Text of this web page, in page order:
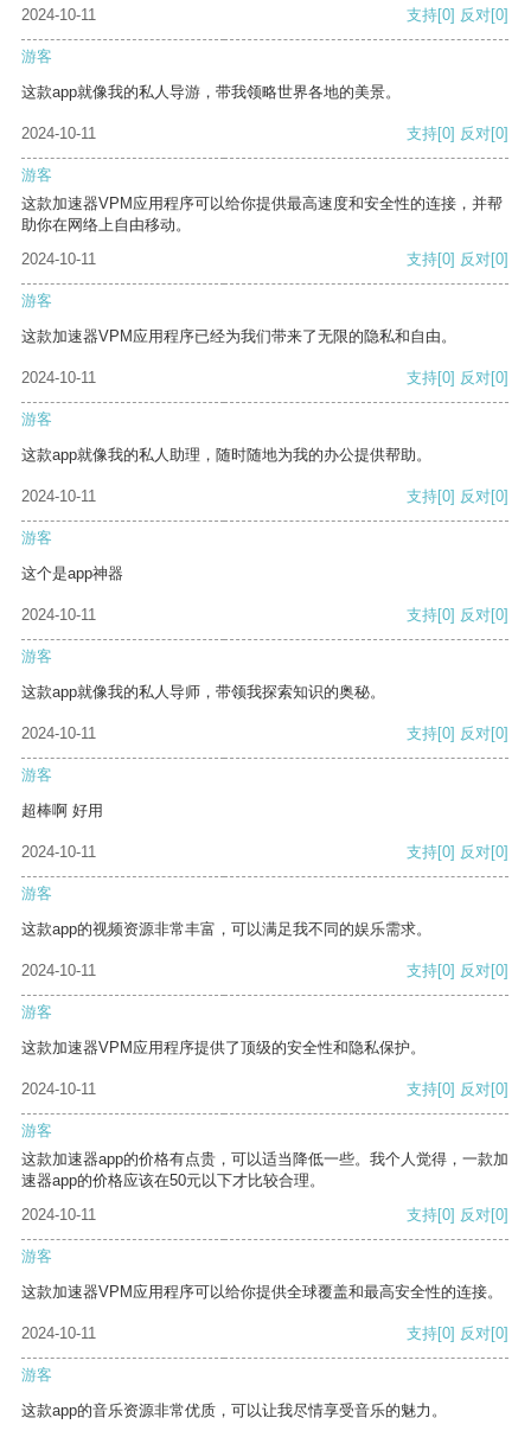
2024-10-11 支持[0] 反对[0]
游客
这款app就像我的私人导游，带我领略世界各地的美景。
2024-10-11 支持[0] 反对[0]
游客
这款加速器VPM应用程序可以给你提供最高速度和安全性的连接，并帮
助你在网络上自由移动。
2024-10-11
支持[0] 反对[0]
游客
这款加速器VPM应用程序已经为我们带来了无限的隐私和自由。
2024-10-11 支持[0] 反对[0]
游客
这款app就像我的私人助理，随时随地为我的办公提供帮助。
2024-10-11 支持[0] 反对[0]
游客
这个是app神器
2024-10-11 支持[0] 反对[0]
游客
这款app就像我的私人导师，带领我探索知识的奥秘。
2024-10-11 支持[0] 反对[0]
游客
超棒啊 好用
2024-10-11 支持[0] 反对[0]
游客
这款app的视频资源非常丰富，可以满足我不同的娱乐需求。
2024-10-11 支持[0] 反对[0]
游客
这款加速器VPM应用程序提供了顶级的安全性和隐私保护。
2024-10-11 支持[0] 反对[0]
游客
这款加速器app的价格有点贵，可以适当降低一些。我个人觉得，一款加
速器app的价格应该在50元以下才比较合理。
2024-10-11
支持[0] 反对[0]
游客
这款加速器VPM应用程序可以给你提供全球覆盖和最高安全性的连接。
2024-10-11 支持[0] 反对[0]
游客
这款app的音乐资源非常优质，可以让我尽情享受音乐的魅力。